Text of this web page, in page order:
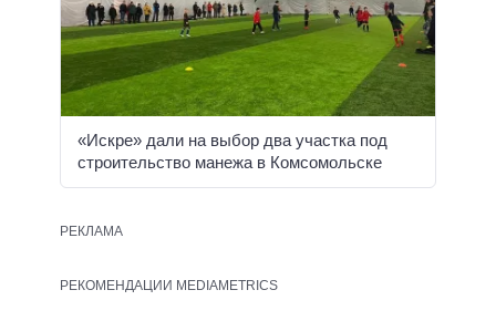
«Искре» дали на выбор два участка под
строительство манежа в Комсомольске
РЕКЛАМА
РЕКОМЕНДАЦИИ MEDIAMETRICS